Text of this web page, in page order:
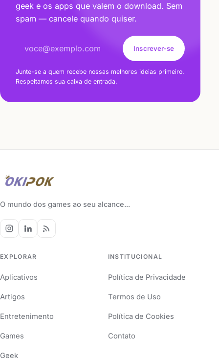
geek e os apps que valem o download. Sem
spam — cancele quando quiser.
Inscrever-se
Junte-se a quem recebe nossas melhores ideias primeiro.
Respeitamos sua caixa de entrada.
O mundo dos games ao seu alcance...
EXPLORAR
Aplicativos
Artigos
Entretenimento
Games
Geek
INSTITUCIONAL
Política de Privacidade
Termos de Uso
Política de Cookies
Contato